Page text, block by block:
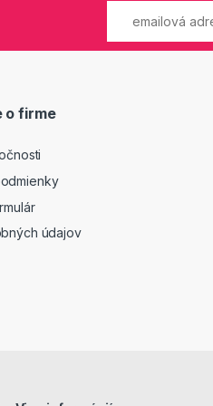
o firme
údajov